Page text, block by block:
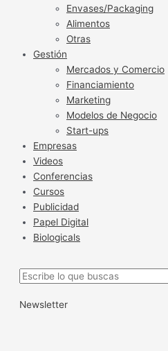
Envases/Packaging
Alimentos
Otras
Gestión
Mercados y Comercio
Financiamiento
Marketing
Modelos de Negocio
Start-ups
Empresas
Videos
Conferencias
Cursos
Publicidad
Papel Digital
Biologicals
Newsletter